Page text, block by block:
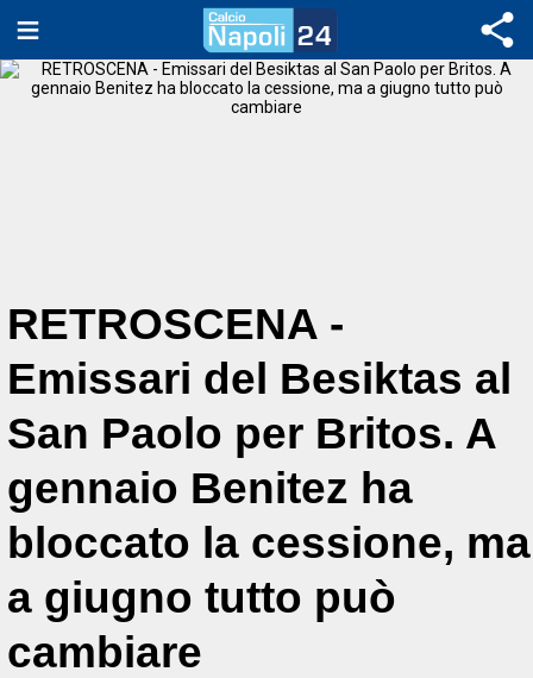
RETROSCENA -
Emissari del Besiktas al
San Paolo per Britos. A
gennaio Benitez ha
bloccato la cessione, ma
a giugno tutto può
cambiare